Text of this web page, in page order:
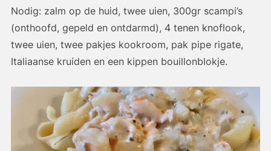
Nodig: zalm op de huid, twee uien, 300gr scampi’s
(onthoofd, gepeld en ontdarmd), 4 tenen knoflook,
twee uien, twee pakjes kookroom, pak pipe rigate,
Italiaanse kruiden en een kippen bouillonblokje.